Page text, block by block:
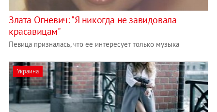
Злата Огневич: "Я никогда не завидовала
красавицам"
Певица призналась, что ее интересует только музыка
Украина